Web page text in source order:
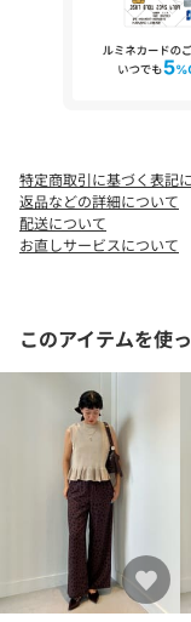
下記の品名/品番をお
品名：BYN 3WAY
特定商取引に基づく表記
返品などの詳細について
配送について
お直しサービスについて
このアイテムを使